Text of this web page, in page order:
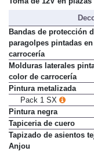
Bandas de protección
paragolpes pintadas
carrocería
Molduras laterales
color de carrocería
Pintura metalizada
Pack 1 SX
Pintura negra
Tapiceria de cuero
Tapizado de asientos
Anjou